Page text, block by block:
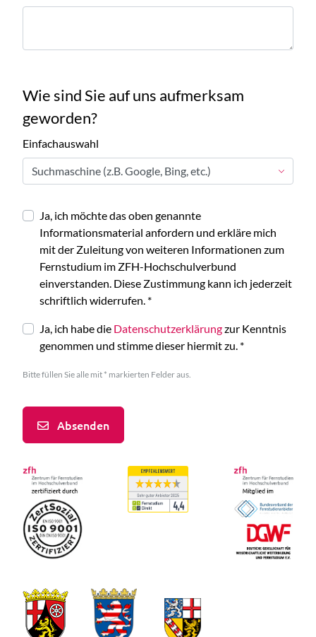
Wie sind Sie auf uns aufmerksam
geworden?
Einfachauswahl
Ja, ich möchte das oben genannte
Informationsmaterial anfordern und erkläre mich
mit der Zuleitung von weiteren Informationen zum
Fernstudium im ZFH-Hochschulverbund
einverstanden. Diese Zustimmung kann ich jederzeit
schriftlich widerrufen. *
Ja, ich habe die Datenschutzerklärungzur Kenntnis
genommen und stimme dieser hiermit zu. *
Bitte füllen Sie alle mit * markierten Felder aus.
Absenden